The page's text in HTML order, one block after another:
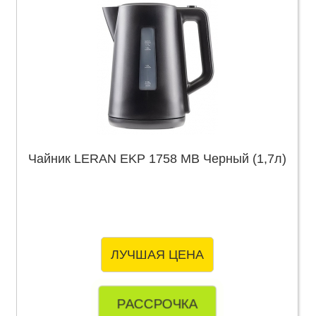
Чайник LERAN EKP 1758 MB Черный (1,7л)
ЛУЧШАЯ ЦЕНА
РАССРОЧКА